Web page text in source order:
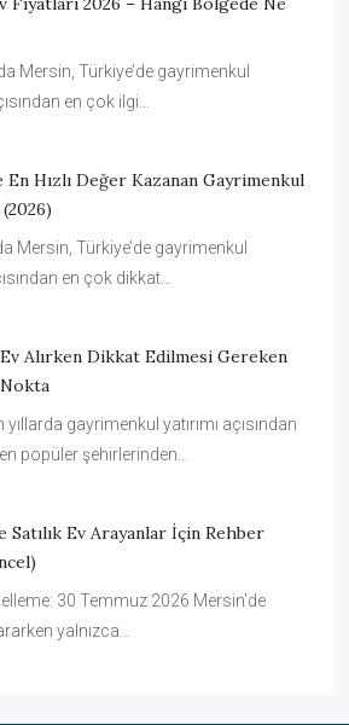
Mersin, Türkiye’de gayrimenkul
en çok ilgi…
En Hızlı Değer Kazanan Gayrimenkul
Mersin, Türkiye’de gayrimenkul
en çok dikkat…
Alırken Dikkat Edilmesi Gereken
gayrimenkul yatırımı açısından
popüler şehirlerinden…
Satılık Ev Arayanlar İçin Rehber
30 Temmuz 2026 Mersin’de
yalnızca…